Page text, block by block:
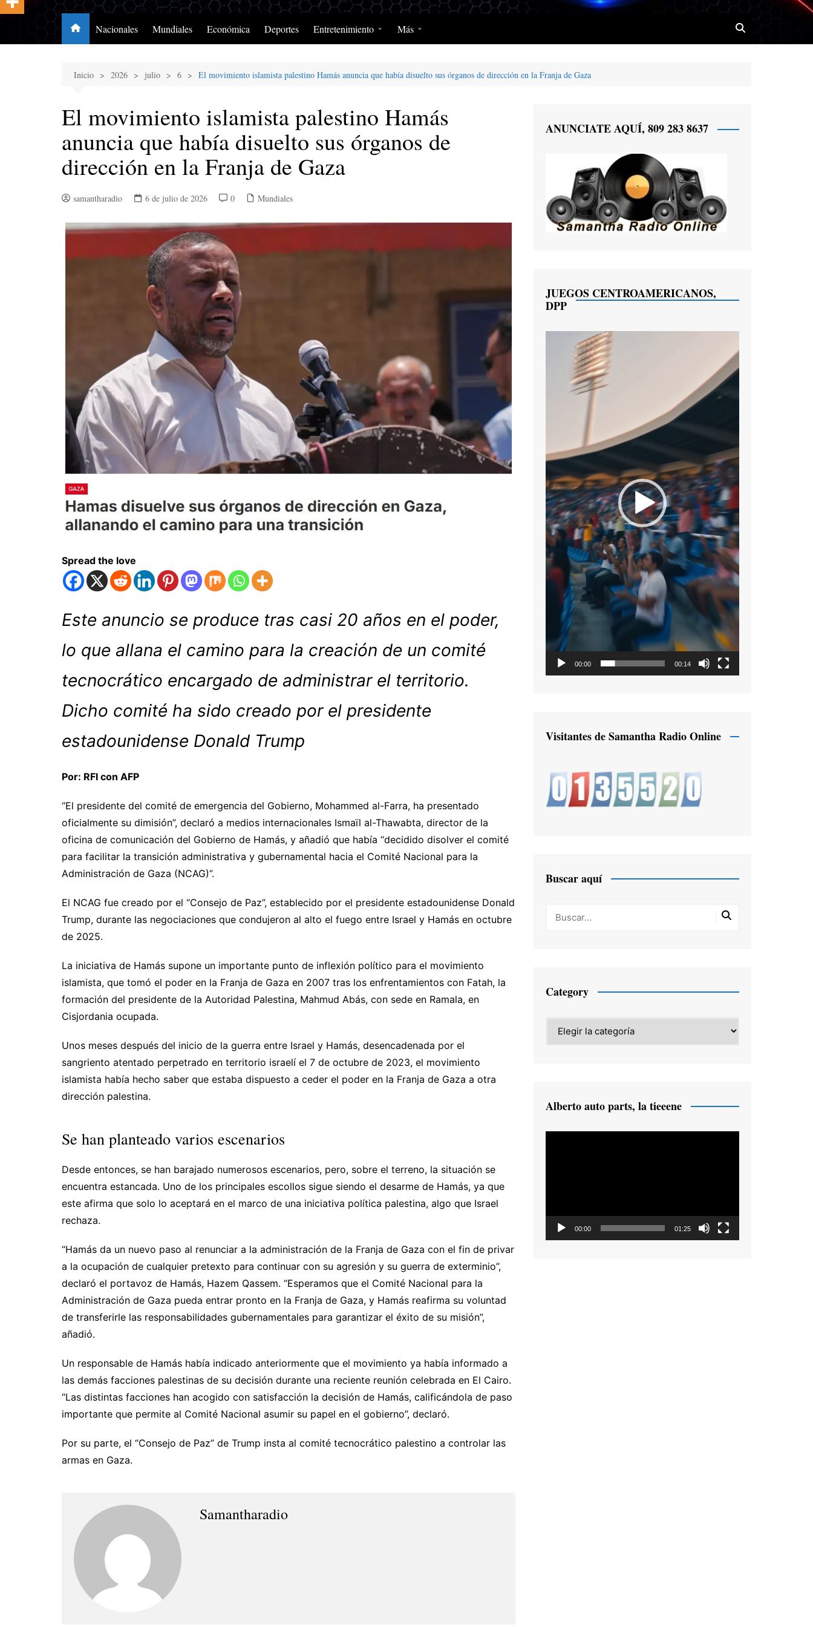
Nacionales Mundiales Económica Deportes Entretenimiento
MerengClásicos
Podcast y Programas de Radio
Más
Inicio 2026 julio 6 El movimiento islamista palestino Hamás anuncia que había disuelto sus órganos de dirección en la Franja de Gaza
El movimiento islamista palestino Hamás
anuncia que había disuelto sus órganos de
dirección en la Franja de Gaza
samantharadio 6 de julio de 2026 0 Mundiales
Spread the love
Este anuncio se produce tras casi 20 años en el poder,
lo que allana el camino para la creación de un comité
tecnocrático encargado de administrar el territorio.
Dicho comité ha sido creado por el presidente
estadounidense Donald Trump
Por: RFI con AFP
“El presidente del comité de emergencia del Gobierno, Mohammed al-Farra, ha presentado
oficialmente su dimisión”, declaró a medios internacionales Ismaïl al-Thawabta, director de la
oficina de comunicación del Gobierno de Hamás, y añadió que había “decidido disolver el comité
para facilitar la transición administrativa y gubernamental hacia el Comité Nacional para la
Administración de Gaza (NCAG)”.
El NCAG fue creado por el “Consejo de Paz”, establecido por el presidente estadounidense Donald
Trump, durante las negociaciones que condujeron al alto el fuego entre Israel y Hamás en octubre
de 2025.
La iniciativa de Hamás supone un importante punto de inflexión político para el movimiento
islamista, que tomó el poder en la Franja de Gaza en 2007 tras los enfrentamientos con Fatah, la
formación del presidente de la Autoridad Palestina, Mahmud Abás, con sede en Ramala, en
Cisjordania ocupada.
Unos meses después del inicio de la guerra entre Israel y Hamás, desencadenada por el
sangriento atentado perpetrado en territorio israelí el 7 de octubre de 2023, el movimiento
islamista había hecho saber que estaba dispuesto a ceder el poder en la Franja de Gaza a otra
dirección palestina.
Se han planteado varios escenarios
Desde entonces, se han barajado numerosos escenarios, pero, sobre el terreno, la situación se
encuentra estancada. Uno de los principales escollos sigue siendo el desarme de Hamás, ya que
este afirma que solo lo aceptará en el marco de una iniciativa política palestina, algo que Israel
rechaza.
“Hamás da un nuevo paso al renunciar a la administración de la Franja de Gaza con el fin de privar
a la ocupación de cualquier pretexto para continuar con su agresión y su guerra de exterminio”,
declaró el portavoz de Hamás, Hazem Qassem. “Esperamos que el Comité Nacional para la
Administración de Gaza pueda entrar pronto en la Franja de Gaza, y Hamás reafirma su voluntad
de transferirle las responsabilidades gubernamentales para garantizar el éxito de su misión”,
añadió.
Un responsable de Hamás había indicado anteriormente que el movimiento ya había informado a
las demás facciones palestinas de su decisión durante una reciente reunión celebrada en El Cairo.
“Las distintas facciones han acogido con satisfacción la decisión de Hamás, calificándola de paso
importante que permite al Comité Nacional asumir su papel en el gobierno”, declaró.
Por su parte, el “Consejo de Paz” de Trump insta al comité tecnocrático palestino a controlar las
armas en Gaza.
Samantharadio
ANUNCIATE AQUÍ, 809 283 8637
JUEGOS CENTROAMERICANOS,
DPP
Reproductor
00:00 00:14
Visitantes de Samantha Radio Online
Buscar aquí
Category
Alberto auto parts, la tieeene
00:00 01:25